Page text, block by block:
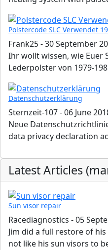
Polstercode SLC Verwendet
Frank25-30 September
Ihr wollt wissen, wie Euer
Lederpolster von 1979-
Datenschutzerklärung
Sternzeit-107-06 June
Neue
data privacy declaration
Latest Articles
Sun visor repair
Racediagnostics -05
Jim did a full restore of
not like his sun visors to